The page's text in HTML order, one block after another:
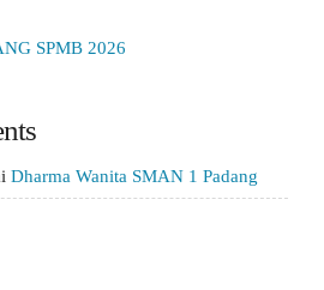
SPMB 2026
Dharma Wanita SMAN 1 Padang